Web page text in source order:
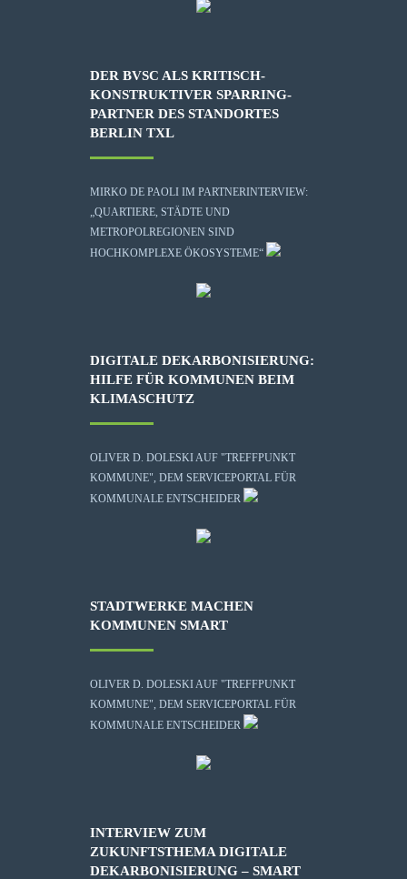
DER BVSC ALS KRITISCH-
KONSTRUKTIVER SPARRING-
PARTNER DES STANDORTES
BERLIN TXL
MIRKO DE PAOLI IM PARTNERINTERVIEW:
„QUARTIERE, STÄDTE UND
METROPOLREGIONEN SIND
HOCHKOMPLEXE ÖKOSYSTEME“
DIGITALE DEKARBONISIERUNG:
HILFE FÜR KOMMUNEN BEIM
KLIMASCHUTZ
OLIVER D. DOLESKI AUF "TREFFPUNKT
KOMMUNE", DEM SERVICEPORTAL FÜR
KOMMUNALE ENTSCHEIDER
STADTWERKE MACHEN
KOMMUNEN SMART
OLIVER D. DOLESKI AUF "TREFFPUNKT
KOMMUNE", DEM SERVICEPORTAL FÜR
KOMMUNALE ENTSCHEIDER
INTERVIEW ZUM
ZUKUNFTSTHEMA DIGITALE
DEKARBONISIERUNG – SMART